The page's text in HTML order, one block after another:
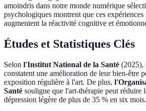
amoindris dans notre monde numérique
psychologiques montrent que ces expériences
augmentent la réactivité cognitive et
Études et Statistiques Clés
Selon l'Institut National de la Santé (2025),
constatent une amélioration de leur bien-être
exposition régulière à l'art. De plus,
Santé souligne que l'art-thérapie peut réduire
dépression légère de plus de 35 % en six mois.